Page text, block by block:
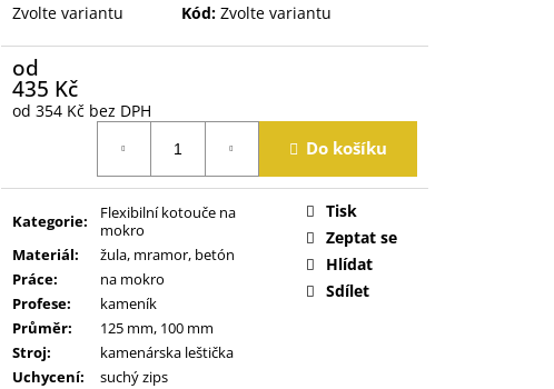
Zvolte variantu Kód: Zvolte variantu
od
435 Kč
od 354 Kč bez DPH
Do košíku
Kategorie:
Flexibilní kotouče na
mokro
Materiál:
žula, mramor, betón
Práce:
na mokro
Profese:
kameník
Průměr:
125 mm, 100 mm
Stroj:
kamenárska leštička
Uchycení:
suchý zips
Tisk
Zeptat se
Hlídat
Sdílet